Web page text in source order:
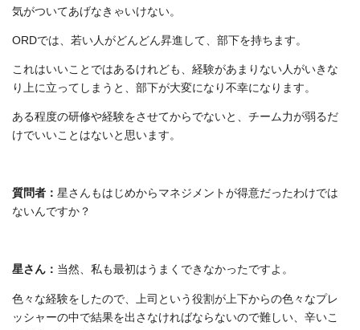
気がついてあげなきゃいけない。
ORDでは、若い人がどんどん昇進して、部下を持ちます。
これはいいことではあるけれども、経験があまりない人がいきな
り上に立ってしまうと、部下が大変になり不幸になります。
ある程度の研修や経験をさせてからでないと、チーム力が弱るだ
けでいいことはないと思います。
質問者： 星さんもはじめからマネジメントが得意だったわけでは
ないんですか？
星さん： 当然、私も最初はうまくできなかったですよ。
色々な経験をしたので、上司という役割が上下からの色々なプレ
ッシャーの中で結果を出さなければならないので難しい、辛いこ